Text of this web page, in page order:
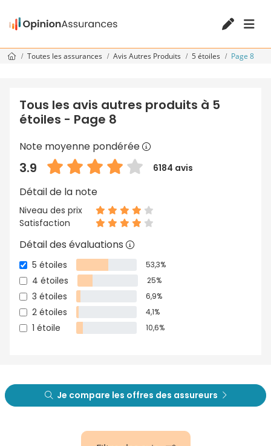
Toutes les assurances Avis Autres Produits 5 étoiles Page 8
Tous les avis autres produits à 5
étoiles - Page 8
Note moyenne pondérée
3.9 6184 avis
Détail de la note
Niveau des prix
Satisfaction
Détail des évaluations
5 étoiles 53,3%
4 étoiles 25%
3 étoiles 6,9%
2 étoiles 4,1%
1 étoile 10,6%
Je compare les offres des assureurs